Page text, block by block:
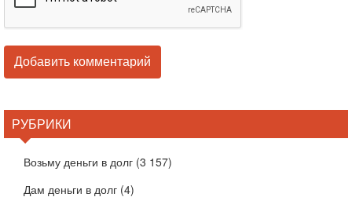
РУБРИКИ
Возьму деньги в долг (3 157)
Дам деньги в долг (4)